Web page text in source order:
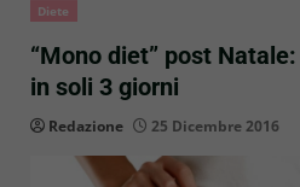
Diete
“Mono diet” post
in soli 3 giorni
Redazione 25 Dicembre 2016